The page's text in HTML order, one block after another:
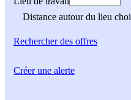
Distance autour du lieu
Rechercherdes offres
Créer une alerte